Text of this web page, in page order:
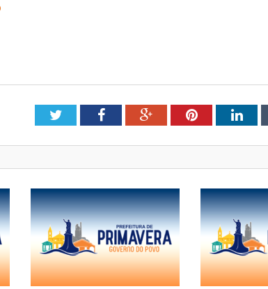
TwitterFacebookGoogle+Pinterest